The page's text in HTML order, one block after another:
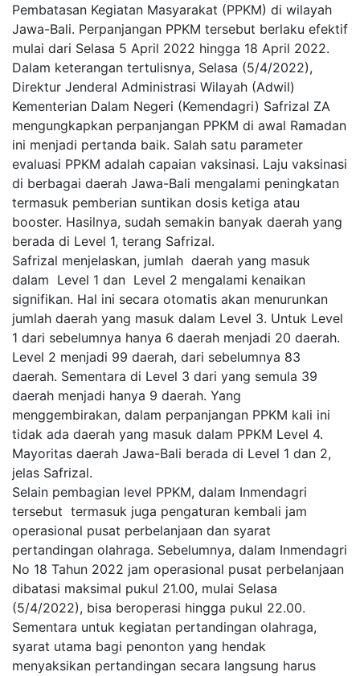
Pembatasan Kegiatan Masyarakat (PPKM) di wilayah
Jawa-Bali. Perpanjangan PPKM tersebut berlaku efektif
mulai dari Selasa 5 April 2022 hingga 18 April 2022.
Dalam keterangan tertulisnya, Selasa (5/4/2022),
Direktur Jenderal Administrasi Wilayah (Adwil)
Kementerian Dalam Negeri (Kemendagri) Safrizal ZA
mengungkapkan perpanjangan PPKM di awal Ramadan
ini menjadi pertanda baik. Salah satu parameter
evaluasi PPKM adalah capaian vaksinasi. Laju vaksinasi
di berbagai daerah Jawa-Bali mengalami peningkatan
termasuk pemberian suntikan dosis ketiga atau
booster. Hasilnya, sudah semakin banyak daerah yang
berada di Level 1, terang Safrizal.
Safrizal menjelaskan, jumlah daerah yang masuk
dalam Level 1 dan Level 2 mengalami kenaikan
signifikan. Hal ini secara otomatis akan menurunkan
jumlah daerah yang masuk dalam Level 3. Untuk Level
1 dari sebelumnya hanya 6 daerah menjadi 20 daerah.
Level 2 menjadi 99 daerah, dari sebelumnya 83
daerah. Sementara di Level 3 dari yang semula 39
daerah menjadi hanya 9 daerah. Yang
menggembirakan, dalam perpanjangan PPKM kali ini
tidak ada daerah yang masuk dalam PPKM Level 4.
Mayoritas daerah Jawa-Bali berada di Level 1 dan 2,
jelas Safrizal.
Selain pembagian level PPKM, dalam Inmendagri
tersebut termasuk juga pengaturan kembali jam
operasional pusat perbelanjaan dan syarat
pertandingan olahraga. Sebelumnya, dalam Inmendagri
No 18 Tahun 2022 jam operasional pusat perbelanjaan
dibatasi maksimal pukul 21.00, mulai Selasa
(5/4/2022), bisa beroperasi hingga pukul 22.00.
Sementara untuk kegiatan pertandingan olahraga,
syarat utama bagi penonton yang hendak
menyaksikan pertandingan secara langsung harus